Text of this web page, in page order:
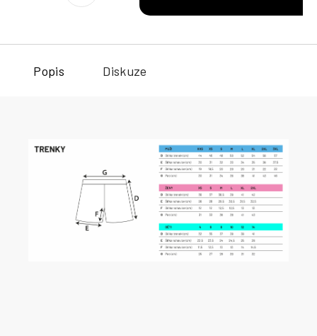
Popis Diskuze